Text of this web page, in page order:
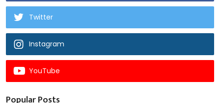
Twitter
Instagram
YouTube